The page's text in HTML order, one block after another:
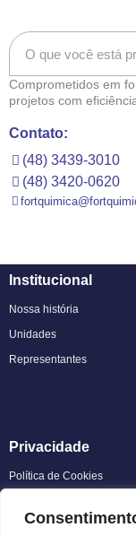
Comprometidos em
projetos com
Contato:
(48) 3439-3010
(48) 3420-0620
Institucional
Nossa história
Unidades
Representantes
Privacidade
Política de Cookies
Termos de uso